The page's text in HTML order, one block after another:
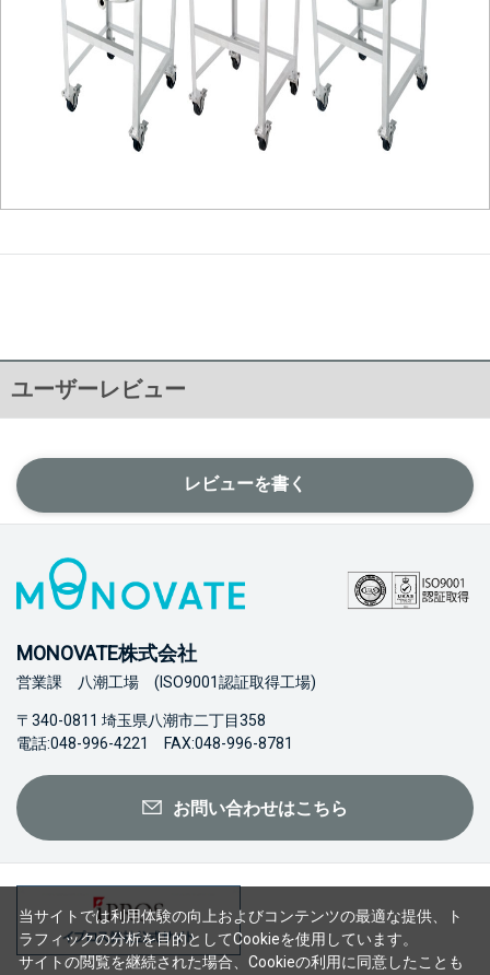
ユーザーレビュー
レビューを書く
MONOVATE株式会社
営業課 八潮工場 (ISO9001認証取得工場)
〒340-0811 埼玉県八潮市二丁目358
電話:048-996-4221 FAX:048-996-8781
お問い合わせはこちら
当サイトでは利用体験の向上およびコンテンツの最適な提供、ト
ラフィックの分析を目的としてCookieを使用しています。
サイトの閲覧を継続された場合、Cookieの利用に同意したことも